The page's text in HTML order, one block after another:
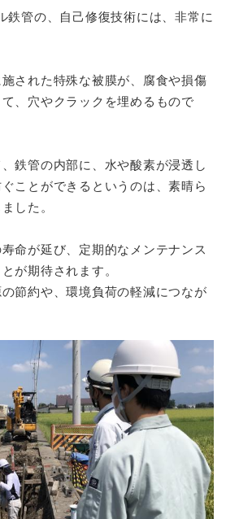
鉄管の、自己修復技術には、非常に
された特殊な被膜が、腐食や損傷
、穴やクラックを埋めるもので
鉄管の内部に、水や酸素が浸透し
ことができるというのは、素晴ら
した。
命が延び、定期的なメンテナンス
が期待されます。
節約や、環境負荷の軽減につなが